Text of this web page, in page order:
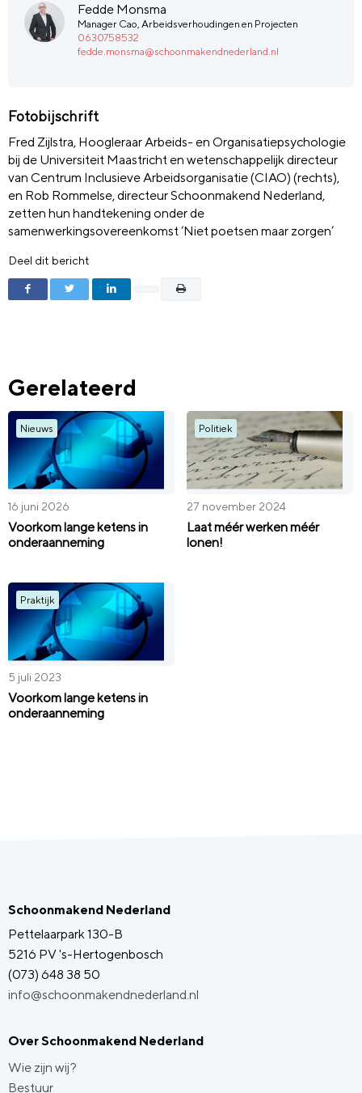
Fedde Monsma
Manager Cao, Arbeidsverhoudingen en Projecten
0630758532
fedde.monsma@schoonmakendnederland.nl
Fotobijschrift
Fred Zijlstra, Hoogleraar Arbeids- en Organisatiepsychologie
bij de Universiteit Maastricht en wetenschappelijk directeur
van Centrum Inclusieve Arbeidsorganisatie (CIAO) (rechts),
en Rob Rommelse, directeur Schoonmakend Nederland,
zetten hun handtekening onder de
samenwerkingsovereenkomst ‘Niet poetsen maar zorgen’
Deel dit bericht
Gerelateerd
Nieuws
16 juni 2026
Voorkom lange ketens in
onderaanneming
Politiek
27 november 2024
Laat méér werken méér
lonen!
Praktijk
5 juli 2023
Voorkom lange ketens in
onderaanneming
Schoonmakend Nederland
Pettelaarpark 130-B
5216 PV 's-Hertogenbosch
(073) 648 38 50
info@schoonmakendnederland.nl
Over Schoonmakend Nederland
Wie zijn wij?
Bestuur